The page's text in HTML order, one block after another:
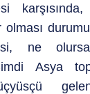
olması
ne
Asya